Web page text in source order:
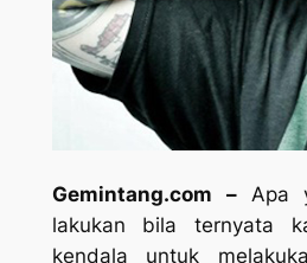
Gemintang.com – Apa
lakukan bila ternyata
kendala untuk